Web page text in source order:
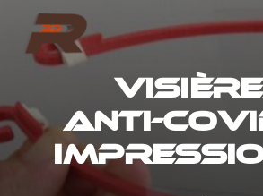
main
Visière
anti-Covi
Impressi